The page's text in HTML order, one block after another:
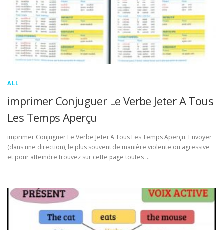
ALL
imprimer Conjuguer Le Verbe Jeter A Tous
Les Temps Aperçu
imprimer Conjuguer Le Verbe Jeter A Tous Les Temps Aperçu. Envoyer
(dans une direction), le plus souvent de manière violente ou agressive
et pour atteindre trouvez sur cette page toutes …